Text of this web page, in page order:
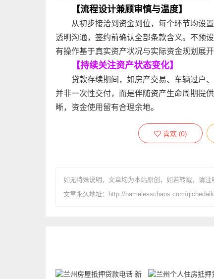
【流程设计兼顾审慎与温度】
从初步接洽到资金到位，每个环节均设
透明沟通，签约前确认全部条款含义。不预
有操作基于真实资产状况与实际资金规划展
【持续关注资产状态变化】
贷款存续期间，如房产交易、车辆过户
并非一次性交付，而是伴随资产生命周期提
晰，资金使用留有合理余地。
喜欢 (0)
如无特殊说明，文章均为本站原创 ，如若转载，请注
文章永久地址：http://namelesschaos.com/